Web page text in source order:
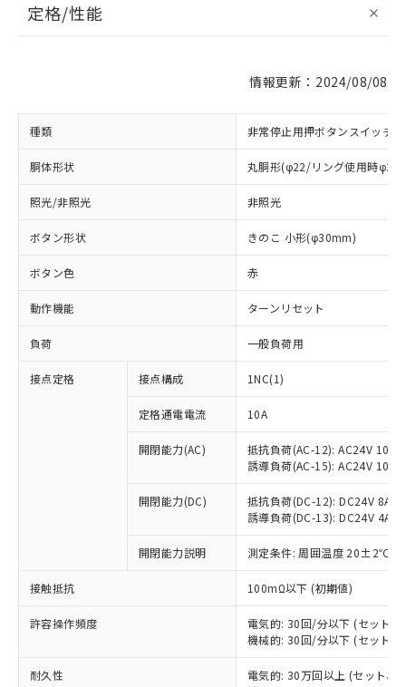
定格/性能
情報更新：2024/08/08
種類 非常停止用押ボタンスイッチ
胴体形状 丸胴形(φ22/リング使用時
照光/非照光 非照光
ボタン形状 きのこ 小形(φ30mm)
ボタン色 赤
動作機能 ターンリセット
負荷 一般負荷用
接点定格 接点構成 1NC(1)
定格通電電流 10A
開閉能力(AC)
抵抗負荷(AC-12): AC24V 10A/
誘導負荷(AC-15): AC24V
開閉能力(DC)
抵抗負荷(DC-12): DC24V 8A/
誘導負荷(DC-13): DC24V 4A/
開閉能力説明 測定条件: 周囲温度 20±2℃、
接触抵抗 100mΩ以下 (初期値)
許容操作頻度
電気的: 30回/分以下 (セット
機械的: 30回/分以下 (セット
耐久性
電気的: 30万回以上 (セット、
※1 対応状況
対応済み：EU RoHS指令（10物質）の
非含有に対応した製品が提供可能な商品で
対応予定：EU RoHS指令（10物質）の非含